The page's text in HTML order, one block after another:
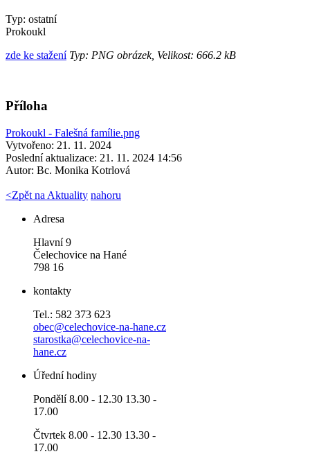
Typ: ostatní
Prokoukl
zde ke staženíTyp: PNG obrázek, Velikost: 666.2 kB
Příloha
Prokoukl - Falešná famílie.png
Vytvořeno: 21. 11. 2024
Poslední aktualizace: 21. 11. 2024 14:56
Autor: Bc. Monika Kotrlová
<Zpět na Aktuality nahoru
Adresa
Hlavní 9
Čelechovice na Hané
798 16
kontakty
Tel.: 582 373 623
obec@celechovice-na-hane.cz
starostka@celechovice-na-
hane.cz
Úřední hodiny
Pondělí 8.00 - 12.30 13.30 -
17.00
Čtvrtek 8.00 - 12.30 13.30 -
17.00